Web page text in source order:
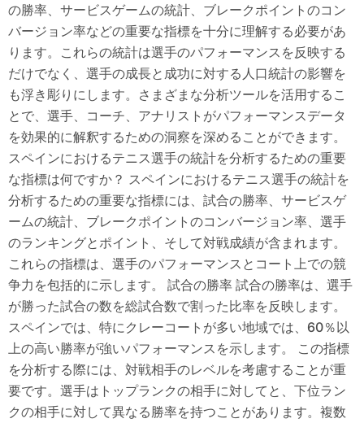
の勝率、サービスゲームの統計、ブレークポイントのコン
バージョン率などの重要な指標を十分に理解する必要があ
ります。これらの統計は選手のパフォーマンスを反映する
だけでなく、選手の成長と成功に対する人口統計の影響を
も浮き彫りにします。さまざまな分析ツールを活用するこ
とで、選手、コーチ、アナリストがパフォーマンスデータ
を効果的に解釈するための洞察を深めることができます。
スペインにおけるテニス選手の統計を分析するための重要
な指標は何ですか？ スペインにおけるテニス選手の統計を
分析するための重要な指標には、試合の勝率、サービスゲ
ームの統計、ブレークポイントのコンバージョン率、選手
のランキングとポイント、そして対戦成績が含まれます。
これらの指標は、選手のパフォーマンスとコート上での競
争力を包括的に示します。 試合の勝率 試合の勝率は、選手
が勝った試合の数を総試合数で割った比率を反映します。
スペインでは、特にクレーコートが多い地域では、60％以
上の高い勝率が強いパフォーマンスを示します。 この指標
を分析する際には、対戦相手のレベルを考慮することが重
要です。選手はトップランクの相手に対してと、下位ラン
クの相手に対して異なる勝率を持つことがあります。複数